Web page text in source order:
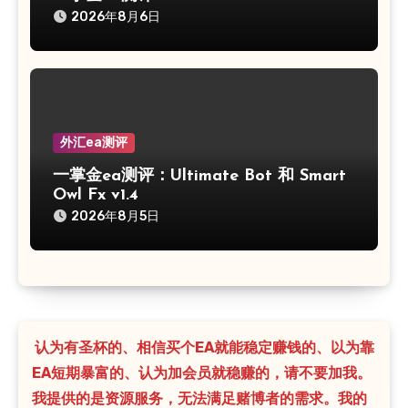
2026年8月6日
外汇ea测评
一掌金ea测评：Ultimate Bot 和 Smart
Owl Fx v1.4
2026年8月5日
认为有圣杯的、相信买个EA就能稳定赚钱的、以为靠
EA短期暴富的、认为加会员就稳赚的，请不要加我。
我提供的是资源服务，无法满足赌博者的需求。我的